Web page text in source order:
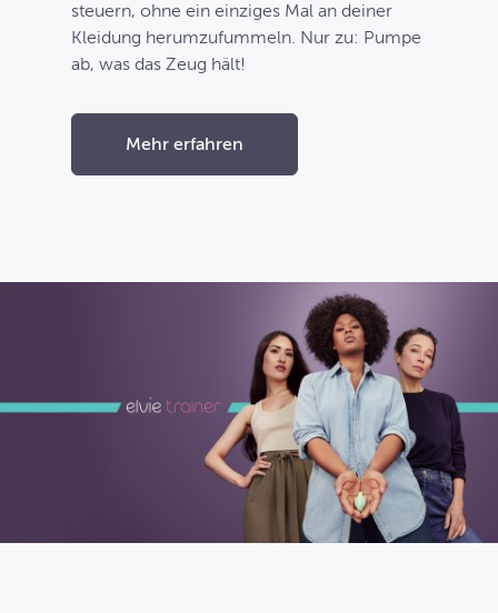
steuern, ohne ein einziges Mal an deiner
Kleidung herumzufummeln. Nur zu: Pumpe
ab, was das Zeug hält!
Mehr erfahren